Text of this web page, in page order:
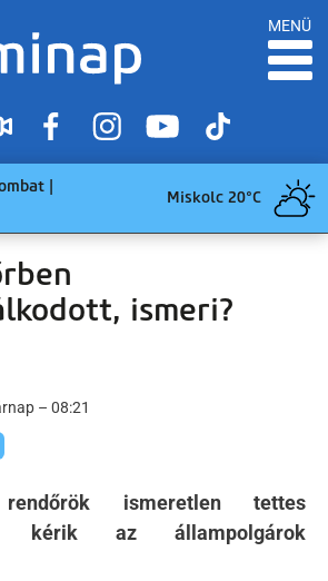
MENÜ
|
Miskolc 20°C
ismeri?
– 08:21
ismeretlen tettes
kérik az állampolgárok